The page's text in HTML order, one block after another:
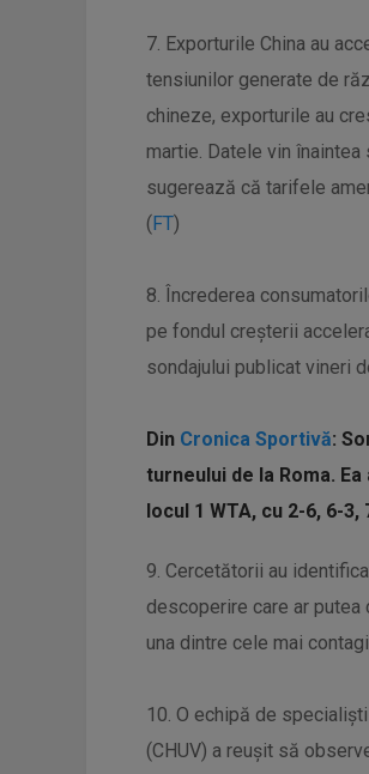
7. Exporturile China au
tensiunilor generate de
chineze, exporturile au
martie. Datele vin
sugerează că tarifele
(FT)
8. Încrederea
pe fondul creşterii
sondajului publicat vineri
Din Cronica Sportivă:
turneului de la Roma.
locul 1 WTA, cu 2-6, 6-3,
9. Cercetătorii au
descoperire care ar
una dintre cele mai
10. O echipă de
(CHUV) a reuşit să